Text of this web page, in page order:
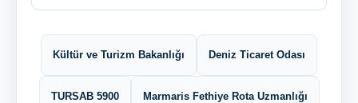
Kültür ve Turizm Bakanlığı Deniz Ticaret Odası
TURSAB 5900 Marmaris Fethiye Rota Uzmanlığı